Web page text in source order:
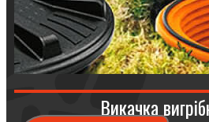
Викачка